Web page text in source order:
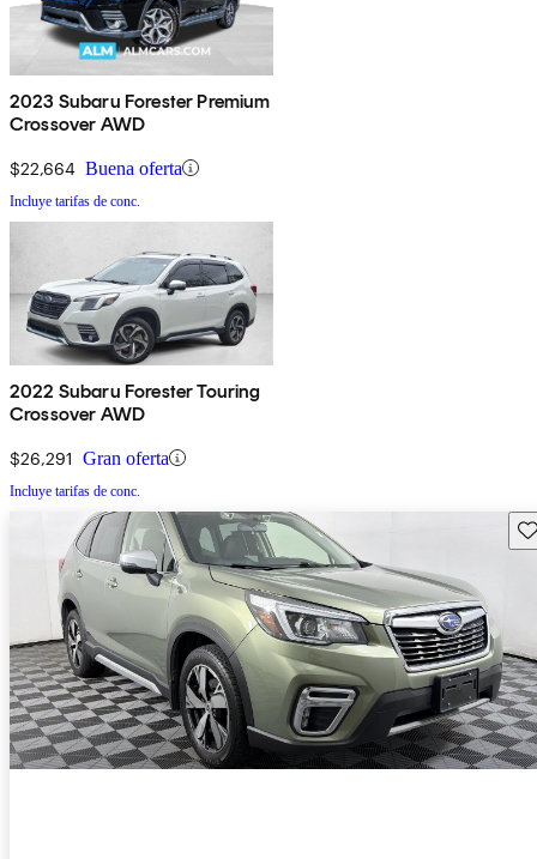
2023 Subaru Forester Premium
Crossover AWD
$22,664 Buena oferta
Incluye tarifas de conc.
2022 Subaru Forester Touring
Crossover AWD
$26,291 Gran oferta
Incluye tarifas de conc.